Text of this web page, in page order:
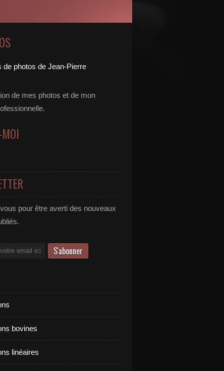
de mes photos et de mon
pour être averti des nouveaux
bovines
linéaires